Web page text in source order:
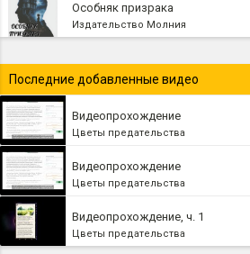
Особняк призрака
Издательство Молния
Последние добавленные видео
Видеопрохождение
Цветы предательства
Видеопрохождение
Цветы предательства
Видеопрохождение, ч. 1
Цветы предательства